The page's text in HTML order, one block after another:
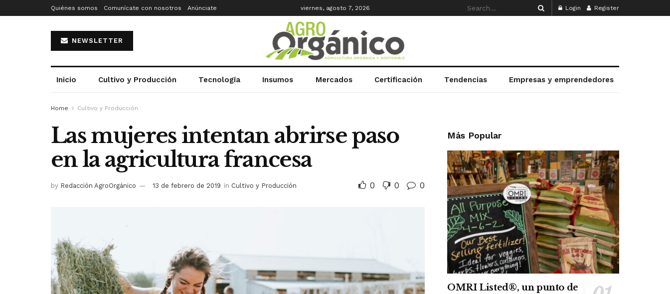
Quiénes somos Comunícate con nosotros Anúnciate viernes, agosto 7, 2026 Login Register
NEWSLETTER
Inicio Cultivo y Producción Tecnología Insumos Mercados Certificación Tendencias Empresas y emprendedores
Home Cultivo y Producción
Las mujeres intentan abrirse paso
en la agricultura francesa
by Redacción AgroOrgánico 13 de febrero de 2019 in Cultivo y Producción 0 0 0
Más Popular
OMRI Listed®, un punto de